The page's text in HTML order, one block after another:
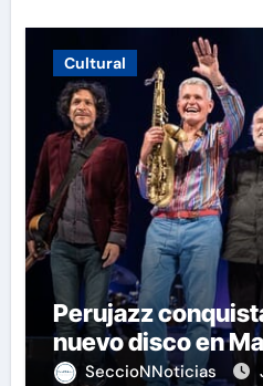
Cultural
Perujazz
nuevo disco en
SeccioNNoticias